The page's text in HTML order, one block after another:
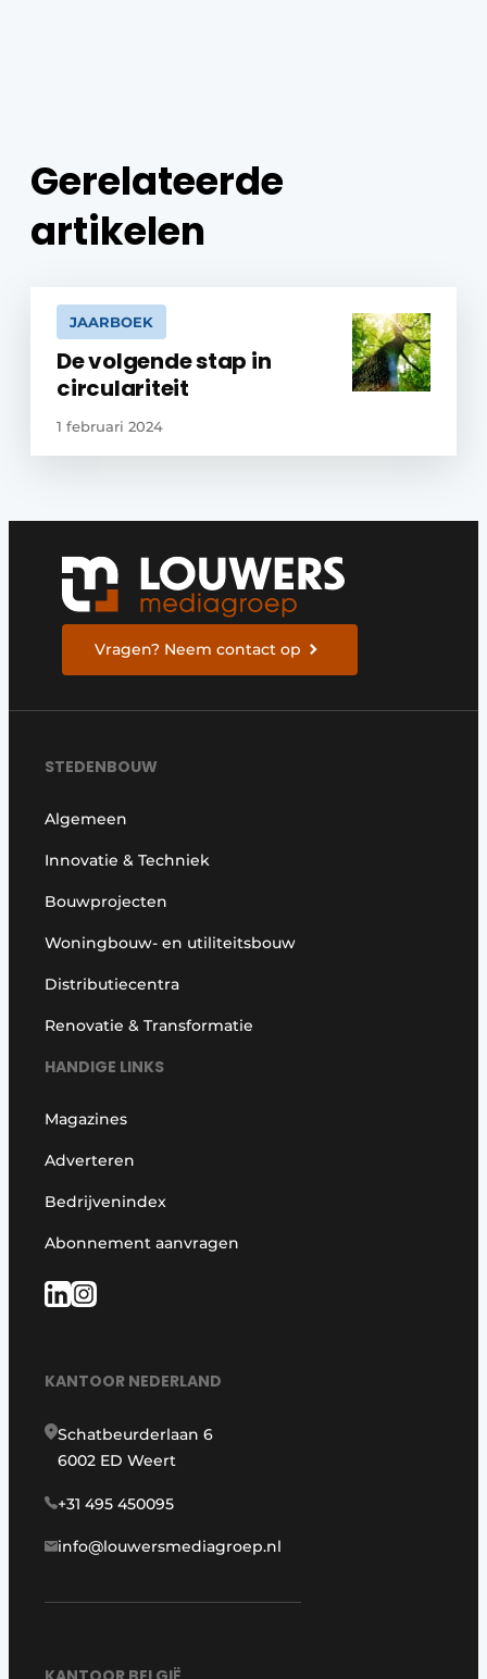
Gerelateerde
artikelen
JAARBOEK
De volgende stap in
circulariteit
1 februari 2024
Vragen? Neem contact op
STEDENBOUW
Algemeen
Innovatie & Techniek
Bouwprojecten
Woningbouw- en utiliteitsbouw
Distributiecentra
Renovatie & Transformatie
HANDIGE LINKS
Magazines
Adverteren
Bedrijvenindex
Abonnement aanvragen
KANTOOR NEDERLAND
Schatbeurderlaan 6
6002 ED Weert
+31 495 450095
info@louwersmediagroep.nl